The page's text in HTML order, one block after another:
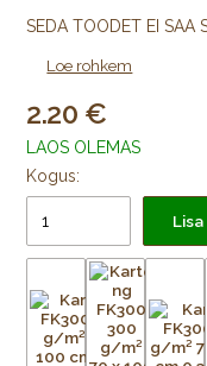
SEDA TOODET EI SAA
Loe rohkem
2.20
LAOS OLEMAS
Kogus: